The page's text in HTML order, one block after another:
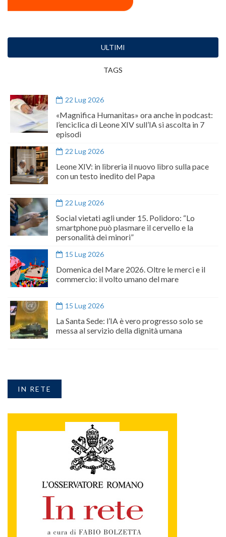
ULTIMI
TAGS
22 Lug 2026
«Magnifica Humanitas» ora anche in podcast:
l’enciclica di Leone XIV sull’IA si ascolta in 7
episodi
22 Lug 2026
Leone XIV: in libreria il nuovo libro sulla pace
con un testo inedito del Papa
22 Lug 2026
Social vietati agli under 15. Polidoro: “Lo
smartphone può plasmare il cervello e la
personalità dei minori”
15 Lug 2026
Domenica del Mare 2026. Oltre le merci e il
commercio: il volto umano del mare
15 Lug 2026
La Santa Sede: l’IA è vero progresso solo se
messa al servizio della dignità umana
IN RETE